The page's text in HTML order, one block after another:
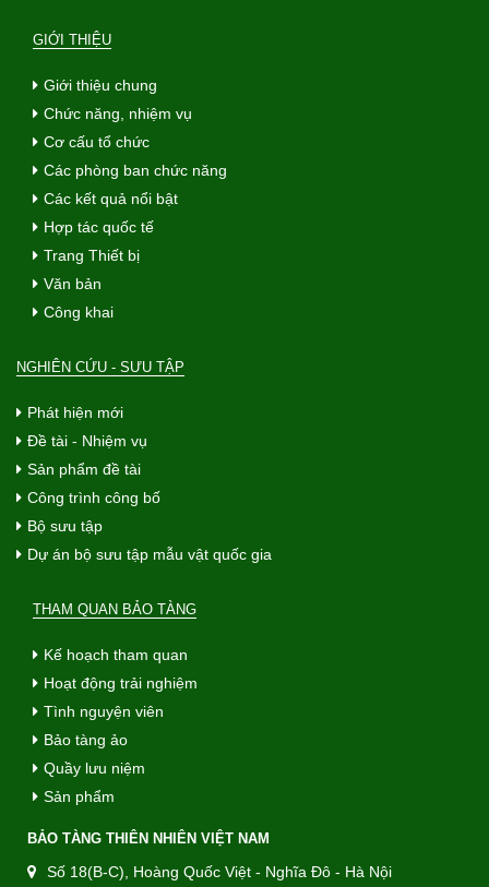
GIỚI THIỆU
Giới thiệu chung
Chức năng, nhiệm vụ
Cơ cấu tổ chức
Các phòng ban chức năng
Các kết quả nổi bật
Hợp tác quốc tế
Trang Thiết bị
Văn bản
Công khai
NGHIÊN CỨU - SƯU TẬP
Phát hiện mới
Đề tài - Nhiệm vụ
Sản phẩm đề tài
Công trình công bố
Bộ sưu tập
Dự án bộ sưu tập mẫu vật quốc gia
THAM QUAN BẢO TÀNG
Kế hoạch tham quan
Hoạt động trải nghiệm
Tình nguyện viên
Bảo tàng ảo
Quầy lưu niệm
Sản phẩm
BẢO TÀNG THIÊN NHIÊN VIỆT NAM
Số 18(B-C), Hoàng Quốc Việt - Nghĩa Đô - Hà Nội